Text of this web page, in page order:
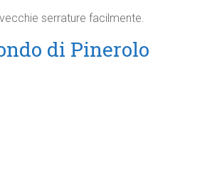
serrature facilmente.
di Pinerolo